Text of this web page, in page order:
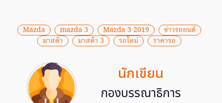
Mazda mazda 3 Mazda 3 2019
ข่าวรถยนต์
มาสด้า
มาสด้า 3 รถใหม่ ราคารถ
นักเขียน
กองบรรณาธิการ